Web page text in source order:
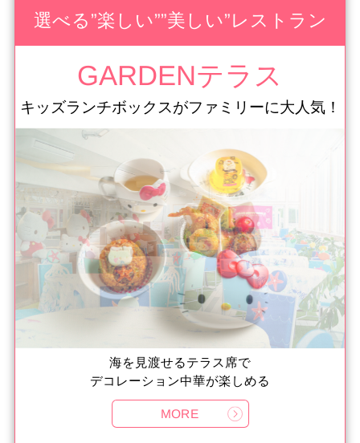
選べる”楽しい””美しい”レストラン
GARDENテラス
キッズランチボックスがファミリーに大人気！
海を見渡せるテラス席で
デコレーション中華が楽しめる
MORE